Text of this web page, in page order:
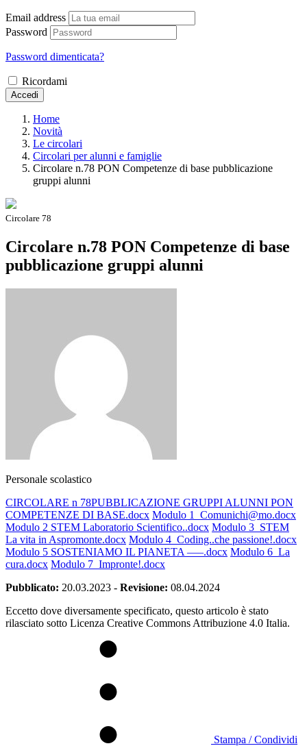
Email address
Password
Password dimenticata?
Ricordami
Accedi
Home
Novità
Le circolari
Circolari per alunni e famiglie
Circolare n.78 PON Competenze di base pubblicazione
gruppi alunni
Circolare 78
Circolare n.78 PON Competenze di base
pubblicazione gruppi alunni
Personale scolastico
CIRCOLARE n 78PUBBLICAZIONE GRUPPI ALUNNI PON
COMPETENZE DI BASE.docx Modulo 1_Comunichi@mo.docx
Modulo 2 STEM Laboratorio Scientifico..docx Modulo 3_STEM
La vita in Aspromonte.docx Modulo 4_Coding..che passione!.docx
Modulo 5 SOSTENIAMO IL PIANETA —–.docx Modulo 6_La
cura.docx Modulo 7_Impronte!.docx
Pubblicato: 20.03.2023 - Revisione: 08.04.2024
Eccetto dove diversamente specificato, questo articolo è stato
rilasciato sotto Licenza Creative Commons Attribuzione 4.0 Italia.
Stampa / Condividi